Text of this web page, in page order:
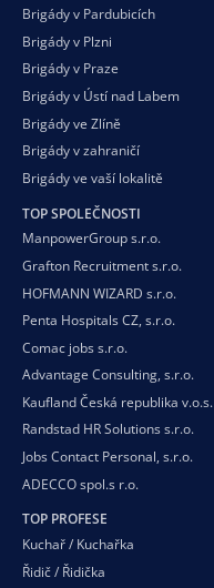
Brigády v Pardubicích
Brigády v Plzni
Brigády v Praze
Brigády v Ústí nad Labem
Brigády ve Zlíně
Brigády v zahraničí
Brigády ve vaší lokalitě
TOP SPOLEČNOSTI
ManpowerGroup s.r.o.
Grafton Recruitment s.r.o.
HOFMANN WIZARD s.r.o.
Penta Hospitals CZ, s.r.o.
Comac jobs s.r.o.
Advantage Consulting, s.r.o.
Kaufland Česká republika v.o.s.
Randstad HR Solutions s.r.o.
Jobs Contact Personal, s.r.o.
ADECCO spol.s r.o.
TOP PROFESE
Kuchař / Kuchařka
Řidič / Řidička